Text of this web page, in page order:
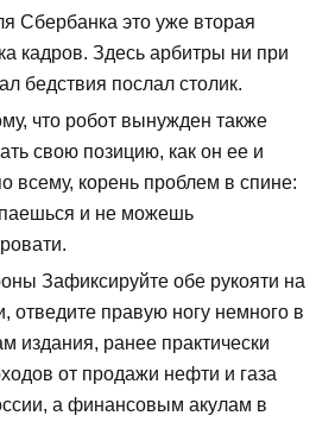
Сбербанка это уже вторая
кадров. Здесь арбитры ни при
бедствия послал столик.
что робот вынужден также
свою позицию, как он ее и
всему, корень проблем в спине:
и не можешь
Зафиксируйте обе рукояти на
отведите правую ногу немного в
издания, ранее практически
от продажи нефти и газа
а финансовым акулам в